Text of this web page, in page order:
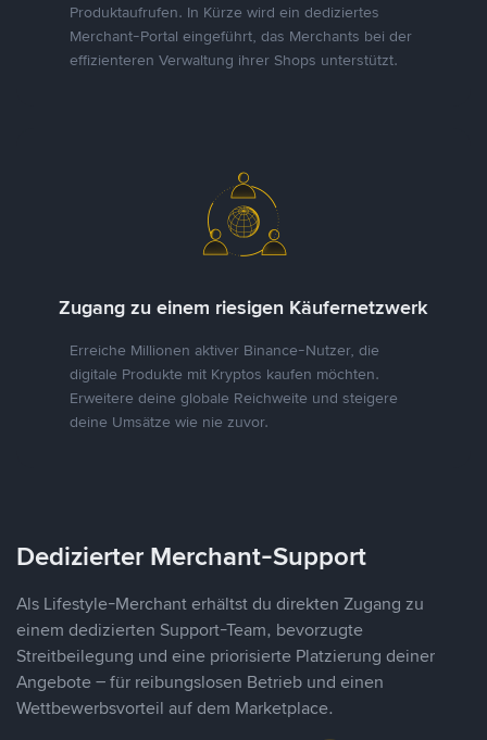
Produktaufrufen. In Kürze wird ein dediziertes
Merchant-Portal eingeführt, das Merchants bei der
effizienteren Verwaltung ihrer Shops unterstützt.
Zugang zu einem riesigen Käufernetzwerk
Erreiche Millionen aktiver Binance-Nutzer, die
digitale Produkte mit Kryptos kaufen möchten.
Erweitere deine globale Reichweite und steigere
deine Umsätze wie nie zuvor.
Dedizierter Merchant-Support
Als Lifestyle-Merchant erhältst du direkten Zugang zu
einem dedizierten Support-Team, bevorzugte
Streitbeilegung und eine priorisierte Platzierung deiner
Angebote – für reibungslosen Betrieb und einen
Wettbewerbsvorteil auf dem Marketplace.